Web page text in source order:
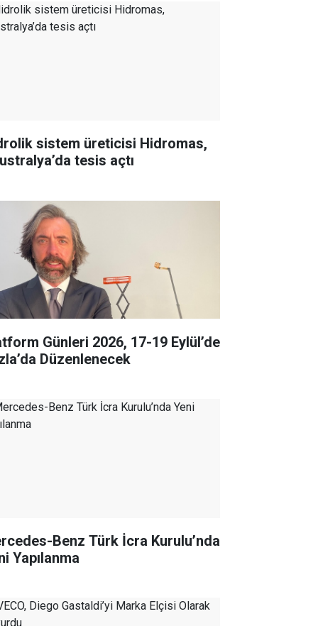
sistem üreticisi Hidromas,
tesis açtı
Günleri 2026, 17-19 Eylül’de
Düzenlenecek
Benz Türk İcra Kurulu’nda
Yapılanma